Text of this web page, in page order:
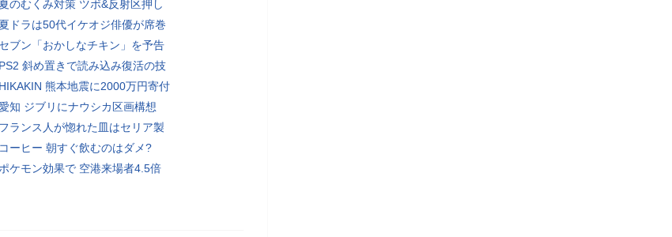
夏のむくみ対策 ツボ&反射区押し
夏ドラは50代イケオジ俳優が席巻
セブン「おかしなチキン」を予告
PS2 斜め置きで読み込み復活の技
HIKAKIN 熊本地震に2000万円寄付
知 ジブリにナウシカ区画構想
フランス人が惚れた皿はセリア製
コーヒー 朝すぐ飲むのはダメ?
ポケモン効果で 空港来場者4.5倍